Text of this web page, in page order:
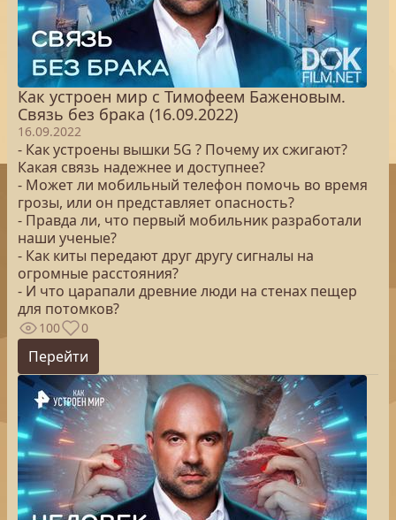
Как устроен мир с Тимофеем Баженовым.
Связь без брака (16.09.2022)
16.09.2022
- Как устроены вышки 5G ? Почему их сжигают?
Какая связь надежнее и доступнее?
- Может ли мобильный телефон помочь во время
грозы, или он представляет опасность?
- Правда ли, что первый мобильник разработали
наши ученые?
- Как киты передают друг другу сигналы на
огромные расстояния?
- И что царапали древние люди на стенах пещер
для потомков?
100 0
Перейти